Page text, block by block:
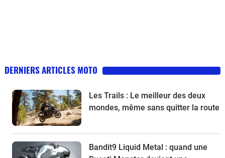
DERNIERS ARTICLES MOTO
Les Trails : Le meilleur des deux
mondes, même sans quitter la route
Bandit9 Liquid Metal : quand une